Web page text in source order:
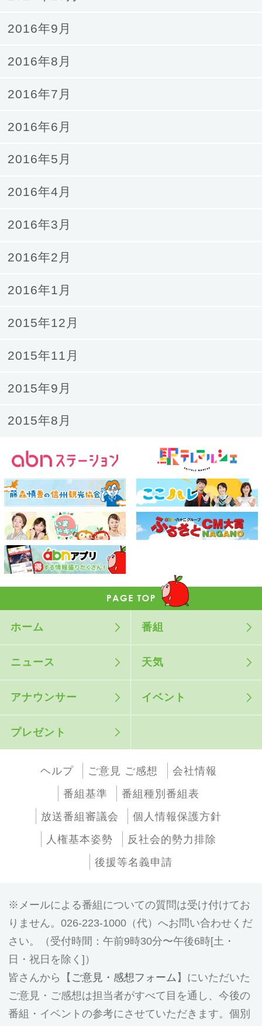
2016年9月
2016年8月
2016年7月
2016年6月
2016年5月
2016年4月
2016年3月
2016年2月
2016年1月
2015年12月
2015年11月
2015年9月
2015年8月
ホーム 番組
ニュース 天気
アナウンサー イベント
プレゼント
ヘルプ ご意見 ご感想
会社情報
番組基準
番組種別番組表
放送番組審議会
個人情報保護方針
人権基本姿勢
反社会的勢力排除
後援等名義申請
メールによる番組についての質問は受け付けてお
りません。026-223-1000（代）へお問い合わせくだ
さい。（受付時間：午前9時30分〜午後6時[土・
日・祝日を除く]）
皆さんから【 ご意見・感想フォーム 】にいただいた
ご意見・ご感想は担当者がすべて目を通し、今後の
番組・イベントの参考にさせていただきます。個別